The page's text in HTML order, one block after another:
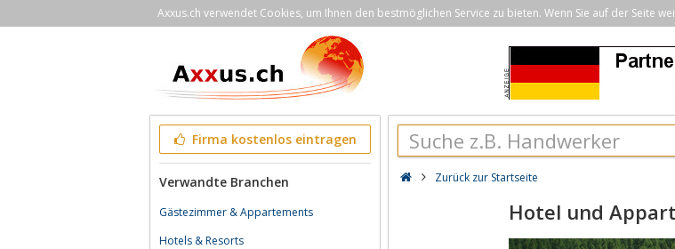
Axxus.ch verwendet Cookies, um Ihnen den bestmöglichen Service zu bieten. Wenn Sie auf der Seite
Firma kostenlos eintragen
Verwandte Branchen
Gästezimmer & Appartements
Hotels & Resorts
Zurück zur Startseite
Hotel und